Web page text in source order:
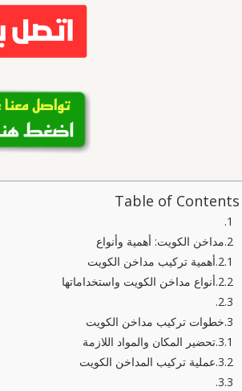
Table of Contents
مداخن الكويت: أهمية وأنواع
أهمية تركيب مداخن الكويت
أنواع مداخن الكويت واستخداماتها
خطوات تركيب مداخن الكويت
تحضير المكان والمواد اللازمة
عملية تركيب المداخن الكويت